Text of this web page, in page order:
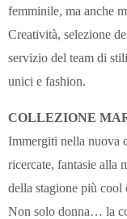
femminile, ma anche
Creatività, selezione
servizio del team di
unici e fashion.
COLLEZIONE
Immergiti nella nuova
ricercate, fantasie alla
della stagione più cool
Non solo donna… la